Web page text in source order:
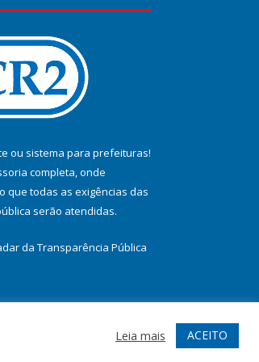
ou sistema para prefeituras!
completa, onde
que todas as exigências das
serão atendidas.
da Transparência Pública
Acessar Webmail
Leia mais ACEITO